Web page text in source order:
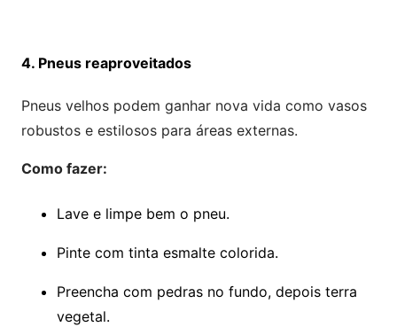
4. Pneus reaproveitados
Pneus velhos podem ganhar nova vida como vasos
robustos e estilosos para áreas externas.
Como fazer:
Lave e limpe bem o pneu.
Pinte com tinta esmalte colorida.
Preencha com pedras no fundo, depois terra
vegetal.